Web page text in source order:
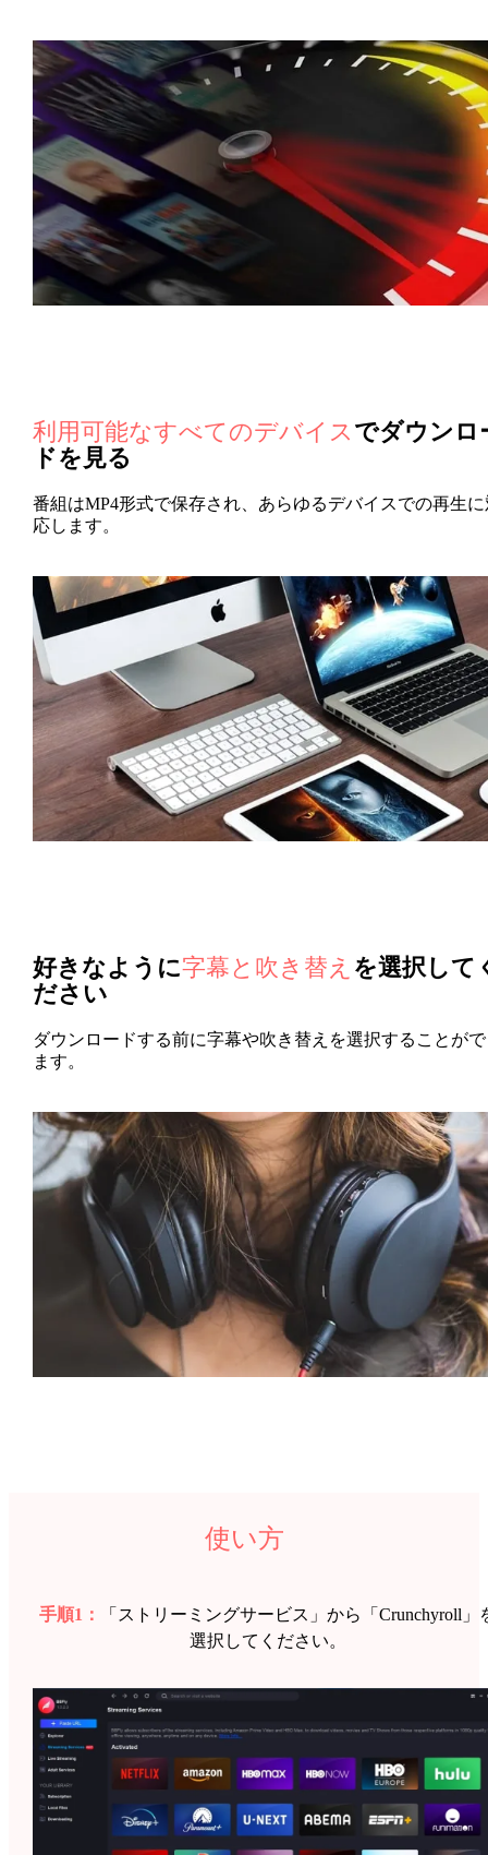
利用可能なすべてのデバイス でダウンロ
ドを見る
番組はMP4形式で保存され、あらゆるデバイスでの再生に
応します。
好きなように字幕と吹き替え を選択して
ださい
ダウンロードする前に字幕や吹き替えを選択することが
ます。
使い方
手順1：
「ストリーミングサービス」から「Crunchyroll」
選択してください。